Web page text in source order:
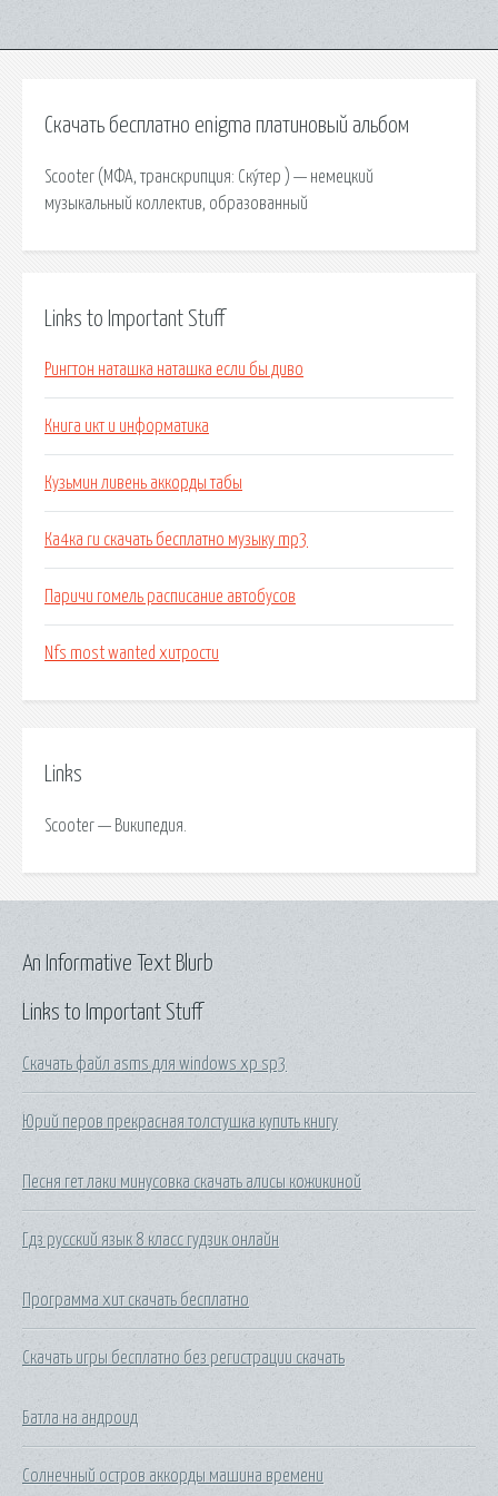
Скачать бесплатно enigma платиновый альбом
Scooter (МФА, транскрипция: Ску́тер ) — немецкий
музыкальный коллектив, образованный
Links to Important Stuff
Рингтон наташка наташка если бы диво
Книга икт и информатика
Кузьмин ливень аккорды табы
Ка4ка ru скачать бесплатно музыку mp3
Паричи гомель расписание автобусов
Nfs most wanted хитрости
Links
Scooter — Википедия.
Links to Important Stuff
Скачать файл asms для windows xp sp3
Юрий перов прекрасная толстушка купить книгу
Песня гет лаки минусовка скачать алисы кожикиной
Гдз русский язык 8 класс гудзик онлайн
Программа хит скачать бесплатно
Скачать игры бесплатно без регистрации скачать
Батла на андроид
Солнечный остров аккорды машина времени
An Informative Text Blurb